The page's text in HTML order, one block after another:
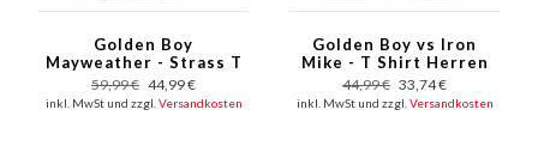
Golden Boy
Mayweather - Strass T
Shirt Herren -
Schwarz
59,99 € 44,99 €
inkl. MwSt und zzgl. Versandkosten
Golden Boy vs Iron
Mike - T Shirt Herren
- Weiß
44,99 € 33,74 €
inkl. MwSt und zzgl. Versandkosten